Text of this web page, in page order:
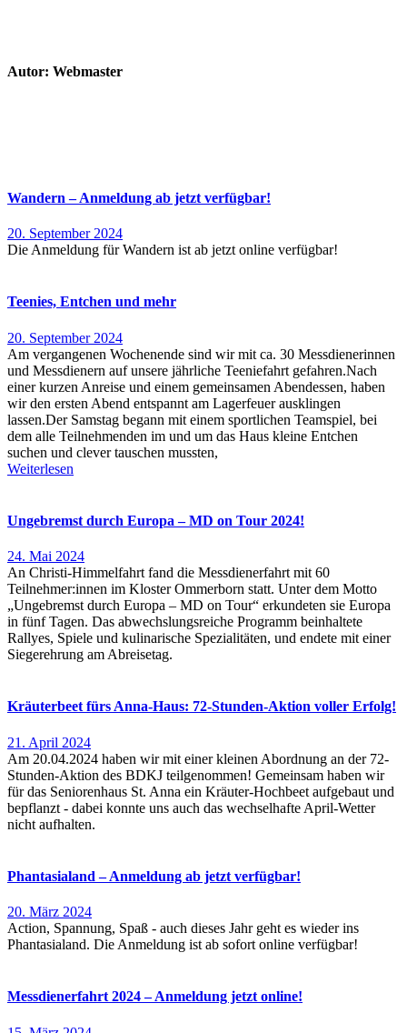
Autor: Webmaster
Wandern – Anmeldung ab jetzt verfügbar!
20. September 2024
Die Anmeldung für Wandern ist ab jetzt online verfügbar!
Teenies, Entchen und mehr
20. September 2024
Am vergangenen Wochenende sind wir mit ca. 30 Messdienerinnen
und Messdienern auf unsere jährliche Teeniefahrt gefahren.Nach
einer kurzen Anreise und einem gemeinsamen Abendessen, haben
wir den ersten Abend entspannt am Lagerfeuer ausklingen
lassen.Der Samstag begann mit einem sportlichen Teamspiel, bei
dem alle Teilnehmenden im und um das Haus kleine Entchen
suchen und clever tauschen mussten,
Weiterlesen
Ungebremst durch Europa – MD on Tour 2024!
24. Mai 2024
An Christi-Himmelfahrt fand die Messdienerfahrt mit 60
Teilnehmer:innen im Kloster Ommerborn statt. Unter dem Motto
„Ungebremst durch Europa – MD on Tour“ erkundeten sie Europa
in fünf Tagen. Das abwechslungsreiche Programm beinhaltete
Rallyes, Spiele und kulinarische Spezialitäten, und endete mit einer
Siegerehrung am Abreisetag.
Kräuterbeet fürs Anna-Haus: 72-Stunden-Aktion voller Erfolg!
21. April 2024
Am 20.04.2024 haben wir mit einer kleinen Abordnung an der 72-
Stunden-Aktion des BDKJ teilgenommen! Gemeinsam haben wir
für das Seniorenhaus St. Anna ein Kräuter-Hochbeet aufgebaut und
bepflanzt - dabei konnte uns auch das wechselhafte April-Wetter
nicht aufhalten.
Phantasialand – Anmeldung ab jetzt verfügbar!
20. März 2024
Action, Spannung, Spaß - auch dieses Jahr geht es wieder ins
Phantasialand. Die Anmeldung ist ab sofort online verfügbar!
Messdienerfahrt 2024 – Anmeldung jetzt online!